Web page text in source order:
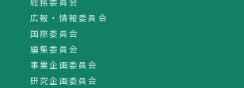
広報・情報委員会
国際委員会
編集委員会
事業企画委員会
研究企画委員会